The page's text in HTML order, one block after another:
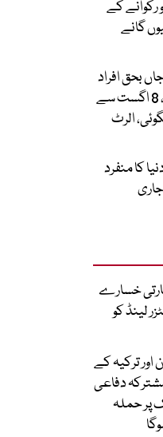
رکوانے کے
گانے
بحق افراد
کی تعداد 151 ہوگئی، 8 اگست سے
الرٹ
سال، دنیا کا منفرد
خسارے
لینڈ کو
ترکیہ کے
دفاعی
پر حملہ